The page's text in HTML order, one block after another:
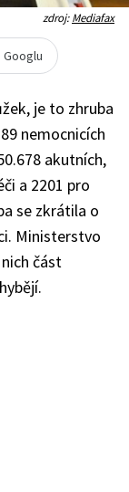
zdroj:Mediafax
je to zhruba
nemocnicích
akutních,
a 2201 pro
se zkrátila o
Ministerstvo
část